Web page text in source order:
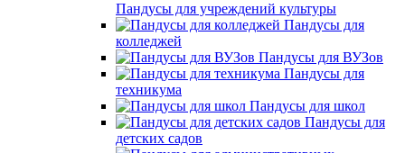
Пандусы для учреждений культуры
Пандусы для
колледжей
Пандусы для ВУЗов
Пандусы для
техникума
Пандусы для школ
Пандусы для
детских садов